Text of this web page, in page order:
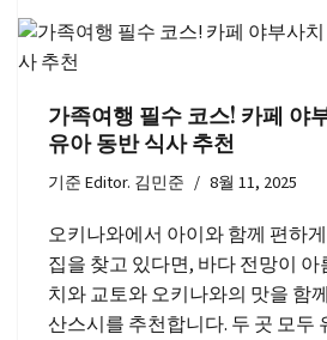
건
뛰
가족여행 필수 코스! 카페 야
유아 동반 식사 추천
기준Editor. 김민준 8월 11, 2025
오키나와에서 아이와 함께 편하
집을 찾고 있다면, 바다 전망이
치와 교토와 오키나와의 맛을 함
산스시를 추천합니다. 두 곳 모두